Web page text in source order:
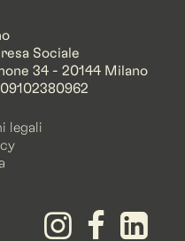
Sociale
34 - 20144 Milano
09102380962
legali